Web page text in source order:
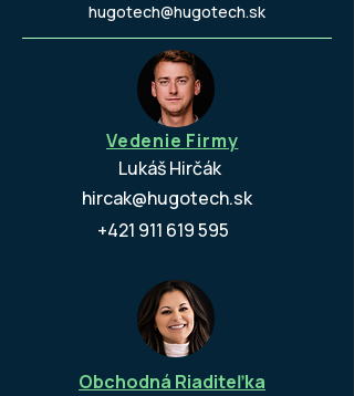
hugotech@hugotech.sk
Vedenie Firmy
Lukáš Hirčák
hircak@hugotech.sk
+421 911 619 595
Obchodná Riaditeľka